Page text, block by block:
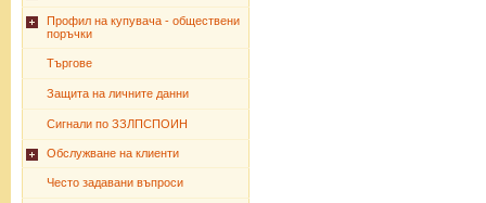
Профил на купувача - обществени
поръчки
Търгове
Защита на личните данни
Сигнали по ЗЗЛПСПОИН
Обслужване на клиенти
Често задавани въпроси